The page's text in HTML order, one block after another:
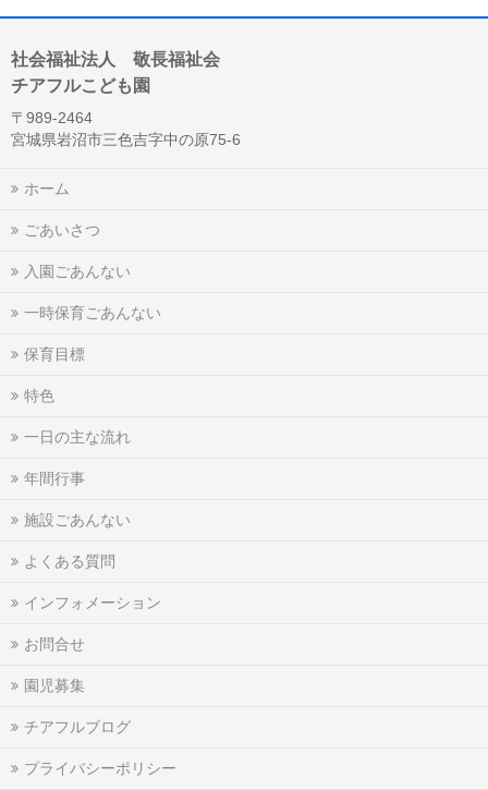
社会福祉法人 敬長福祉会
チアフルこども園
〒989-2464
宮城県岩沼市三色吉字中の原75-6
ホーム
ごあいさつ
入園ごあんない
一時保育ごあんない
保育目標
特色
一日の主な流れ
年間行事
施設ごあんない
よくある質問
インフォメーション
お問合せ
園児募集
チアフルブログ
プライバシーポリシー